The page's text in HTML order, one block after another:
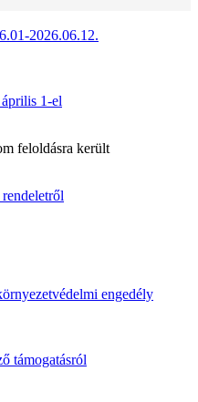
2026.06.12.
1-el
feloldásra került
engedély
támogatásról